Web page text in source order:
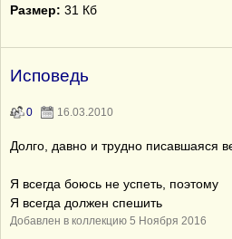
Размер: 31 Кб
Исповедь
0 16.03.2010
Долго, давно и трудно писавшаяся
Я всегда боюсь не успеть, поэтому
Я всегда должен спешить
Добавлен в коллекцию 5 Ноября 2016